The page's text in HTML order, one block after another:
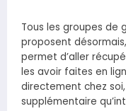
Tous les groupes de
proposent
permet d’aller
les avoir faites en
directement chez
supplémentaire